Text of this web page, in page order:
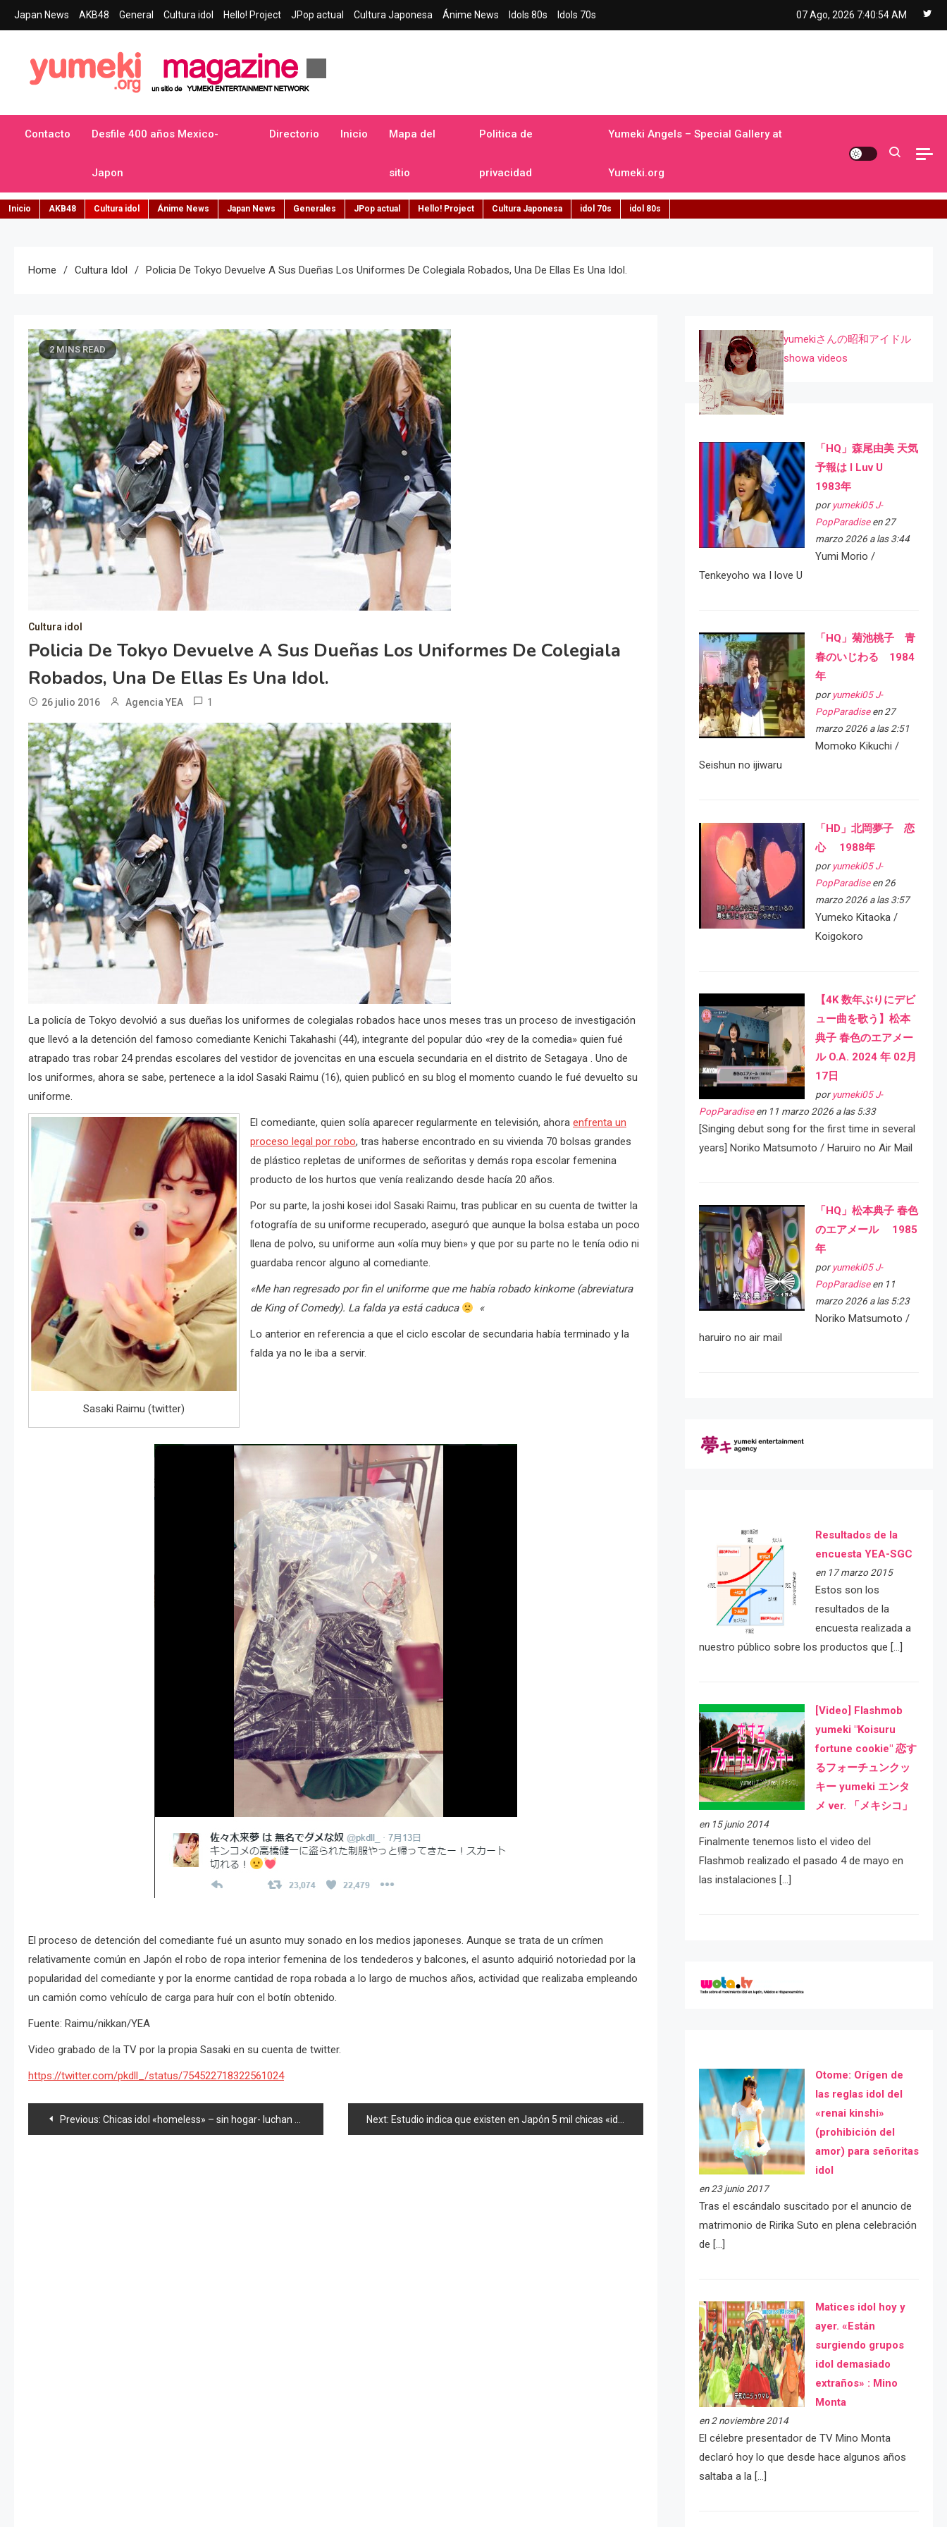
Skip
to
Japan News AKB48 General Cultura idol Hello! Project JPop actual Cultura Japonesa Ánime News Idols 80s Idols 70s 07 Ago, 2026 7:40:56 AM
Yumeki Magazine
Contacto Desfile 400 años Mexico-
Japon
Directorio Inicio Mapa del
sitio
Politica de
privacidad
Yumeki Angels – Special Gallery at
Yumeki.org
Inicio AKB48 Cultura idol Ánime News Japan News Generales JPop actual Hello! Project Cultura Japonesa idol 70s idol 80s
Home Cultura Idol Policia De Tokyo Devuelve A Sus Dueñas Los Uniformes De Colegiala Robados, Una De Ellas Es Una Idol.
2 MINS READ
Cultura idol
Policia De Tokyo Devuelve A Sus Dueñas Los Uniformes De Colegiala
Robados, Una De Ellas Es Una Idol.
26 julio 2016 Agencia YEA 1
La policía de Tokyo devolvió a sus dueñas los uniformes de colegialas robados hace unos meses tras un proceso de investigación
que llevó a la detención del famoso comediante Kenichi Takahashi (44), integrante del popular dúo «rey de la comedia» quien fué
atrapado tras robar 24 prendas escolares del vestidor de jovencitas en una escuela secundaria en el distrito de Setagaya . Uno de
los uniformes, ahora se sabe, pertenece a la idol Sasaki Raimu (16), quien publicó en su blog el momento cuando le fué devuelto su
uniforme.
Sasaki Raimu (twitter)
El comediante, quien solía aparecer regularmente en televisión, ahora enfrenta un
proceso legal por robo, tras haberse encontrado en su vivienda 70 bolsas grandes
de plástico repletas de uniformes de señoritas y demás ropa escolar femenina
producto de los hurtos que venía realizando desde hacía 20 años.
Por su parte, la joshi kosei idol Sasaki Raimu, tras publicar en su cuenta de twitter la
fotografía de su uniforme recuperado, aseguró que aunque la bolsa estaba un poco
llena de polvo, su uniforme aun «olía muy bien» y que por su parte no le tenía odio ni
guardaba rencor alguno al comediante.
«Me han regresado por fin el uniforme que me había robado kinkome (abreviatura
de King of Comedy). La falda ya está caduca
«
Lo anterior en referencia a que el ciclo escolar de secundaria había terminado y la
falda ya no le iba a servir.
El proceso de detención del comediante fué un asunto muy sonado en los medios japoneses. Aunque se trata de un crímen
relativamente común en Japón el robo de ropa interior femenina de los tendederos y balcones, el asunto adquirió notoriedad por la
popularidad del comediante y por la enorme cantidad de ropa robada a lo largo de muchos años, actividad que realizaba empleando
un camión como vehículo de carga para huír con el botín obtenido.
Fuente: Raimu/nikkan/YEA
Video grabado de la TV por la propia Sasaki en su cuenta de twitter.
https://twitter.com/pkdll_/status/754522718322561024
Navegación
Previous: Chicas idol «homeless» – sin hogar- luchan por conseguir el sueño idol Next: Estudio indica que existen en Japón 5 mil chicas «idol», otros análisis indican hasta 10 mil.
yumekiさんの昭和アイドル
showa videos
「HQ」森尾由美 天気
予報は I Luv U
1983年
por yumeki05 J-
PopParadiseen 27
marzo 2026 a las 3:44
Yumi Morio /
Tenkeyoho wa I love U
「HQ」菊池桃子 青
春のいじわる 1984
年
por yumeki05 J-
PopParadiseen 27
marzo 2026 a las 2:51
Momoko Kikuchi /
Seishun no ijiwaru
「HD」北岡夢子 恋
心 1988年
por yumeki05 J-
PopParadiseen 26
marzo 2026 a las 3:57
Yumeko Kitaoka /
Koigokoro
【4K 数年ぶりにデビ
ュー曲を歌う】松本
典子 春色のエアメー
ル O.A. 2024 年 02月
17日
por yumeki05 J-
PopParadiseen 11 marzo 2026 a las 5:33
[Singing debut song for the first time in several
years] Noriko Matsumoto / Haruiro no Air Mail
「HQ」松本典子 春色
のエアメール 1985
年
por yumeki05 J-
PopParadiseen 11
marzo 2026 a las 5:23
Noriko Matsumoto /
haruiro no air mail
Resultados de la
encuesta YEA-SGC
en 17 marzo 2015
Estos son los
resultados de la
encuesta realizada a
nuestro público sobre los productos que […]
[Video] Flashmob
yumeki "Koisuru
fortune cookie" 恋す
るフォーチュンクッ
キー yumeki エンタ
メ ver. 「メキシコ」
en 15 junio 2014
Finalmente tenemos listo el video del
Flashmob realizado el pasado 4 de mayo en
las instalaciones […]
Otome: Orígen de
las reglas idol del
«renai kinshi»
(prohibición del
amor) para señoritas
idol
en 23 junio 2017
Tras el escándalo suscitado por el anuncio de
matrimonio de Ririka Suto en plena celebración
de […]
Matices idol hoy y
ayer. «Están
surgiendo grupos
idol demasiado
extraños» : Mino
Monta
en 2 noviembre 2014
El célebre presentador de TV Mino Monta
declaró hoy lo que desde hace algunos años
saltaba a la […]